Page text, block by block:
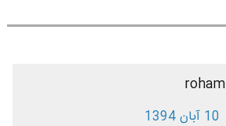
roham
10 آبان 1394